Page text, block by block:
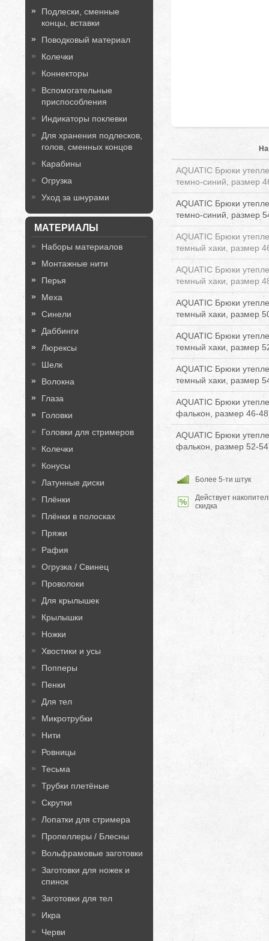
Подлески, сменные
концы, вставки
Поводковый материал
Колечки
Коннекторы
Вспомогательные
приспособления
Индикаторы поклевки
Для хранения подлесков,
голов, сменных концов
Карабины
Огрузка
Уход за шнурами
МАТЕРИАЛЫ
Наборы материалов
Монтажные нити
Перья
Меха
Синели
Даббинги
Люрексы
Шелк
Волокна
Глаза
Головки
Головки для стримеров
Колечки
Конусы
Латунные диски
Плёнки
Плёнки в полосках
Пряжи
Рафия
Огрузка / Свинец
Проволоки
Для крылышек
Крылышки
Ножки
Хвостики и усы
Попперы
Пенки
Для тел
Микротрубки
Нити
Ровницы
Тесьма
Трубки плетёные
Скрутки
Лопатки для стримера
Пропеллеры / Блесны
Вольфрамовые заготовки
Заготовки для ножек и
спинок
Заготовки для тел
Икра
Черви
AQUATIC Брюки
темно-синий, размер
AQUATIC Брюки
темно-синий, размер
AQUATIC Брюки
темный хаки, размер
AQUATIC Брюки
темный хаки, размер
AQUATIC Брюки
темный хаки, размер
AQUATIC Брюки
темный хаки, размер
AQUATIC Брюки
темный хаки, размер
AQUATIC Брюки
фалькон, размер 46-
AQUATIC Брюки
фалькон, размер 52-
Более 5-ти штук
Действует
скидка